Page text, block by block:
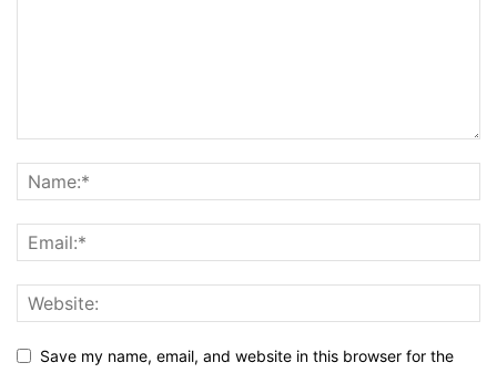
Save my name, email, and website in this browser for the